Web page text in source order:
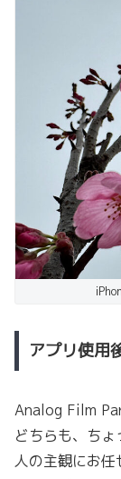
アプリ使用
Analog Film
どちらも、ち
人の主観にお任